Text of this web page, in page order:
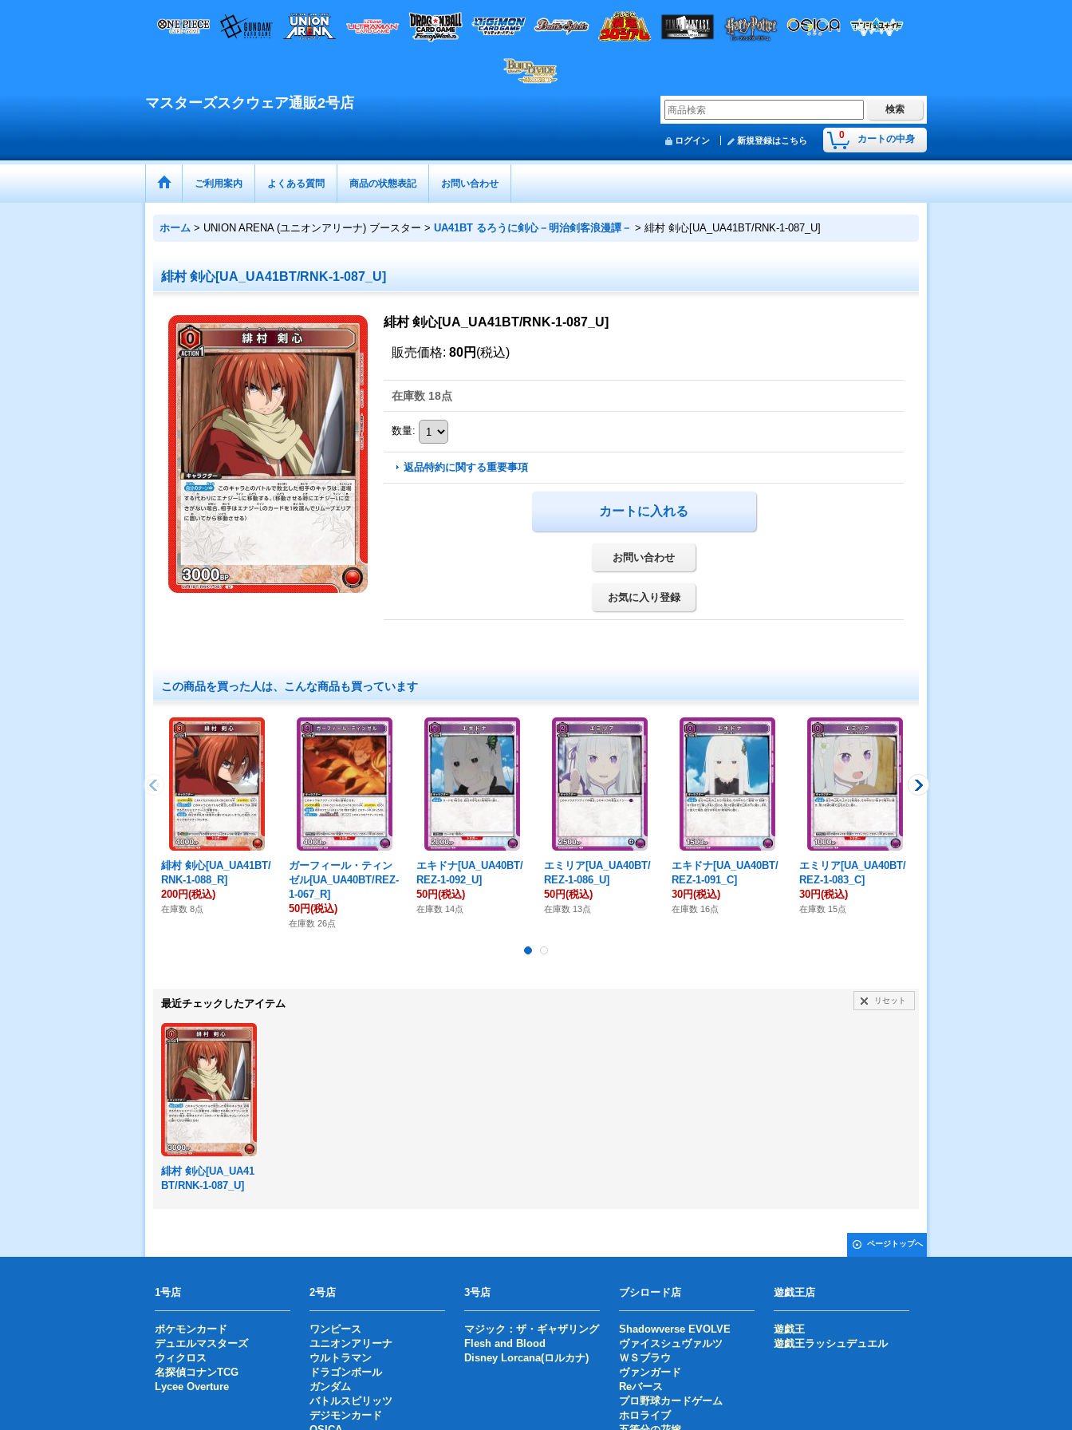
マスターズスクウェア通販2号店
0 カートの中身
ログイン 新規登録はこちら
ご利用案内 よくある質問 商品の状態表記 お問い合わせ
ホーム > UNION ARENA (ユニオンアリーナ) ブースター > UA41BT るろうに剣心－明治剣客浪漫譚－ > 緋村 剣心[UA_UA41BT/RNK-1-087_U]
緋村 剣心[UA_UA41BT/RNK-1-087_U]
緋村 剣心[UA_UA41BT/RNK-1-087_U]
販売価格: 80円 (税込)
在庫数 18点
数量:
返品特約に関する重要事項
お問い合わせ
お気に入り登録
この商品を買った人は、こんな商品も買っています
緋村 剣心[UA_UA41BT/
RNK-1-088_R]
200円(税込)
在庫数 8点
ガーフィール・ティン
ゼル[UA_UA40BT/REZ-
1-067_R]
50円(税込)
在庫数 26点
エキドナ[UA_UA40BT/
REZ-1-092_U]
50円(税込)
在庫数 14点
エミリア[UA_UA40BT/
REZ-1-086_U]
50円(税込)
在庫数 13点
エキドナ[UA_UA40BT/
REZ-1-091_C]
30円(税込)
在庫数 16点
エミリア[UA_UA40BT/
REZ-1-083_C]
30円(税込)
在庫数 15点
最近チェックしたアイテム リセット
緋村 剣心[UA_UA41
BT/RNK-1-087_U]
ページトップへ
1号店
ポケモンカード
デュエルマスターズ
ウィクロス
名探偵コナンTCG
Lycee Overture
2号店
ワンピース
ユニオンアリーナ
ウルトラマン
ドラゴンボール
ガンダム
バトルスピリッツ
デジモンカード
3号店
マジック：ザ・ギャザリング
Flesh and Blood
Disney Lorcana(ロルカナ)
ブシロード店
Shadowverse EVOLVE
ヴァイスシュヴァルツ
ＷＳブラウ
ヴァンガード
Reバース
プロ野球カードゲーム
ホロライブ
遊戯王店
遊戯王
遊戯王ラッシュデュエル